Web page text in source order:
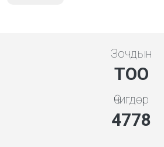
Зочдын
ТОО
Өчигдөр
5119